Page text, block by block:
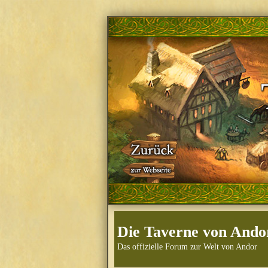
Die Taverne von
Das offizielle Forum zur Welt von Andor